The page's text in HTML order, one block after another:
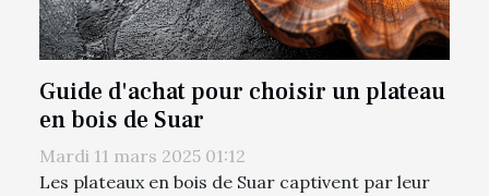
Guide d'achat pour choisir un plateau
en bois de Suar
Mardi 11 mars 2025 01:12
Les plateaux en bois de Suar captivent par leur